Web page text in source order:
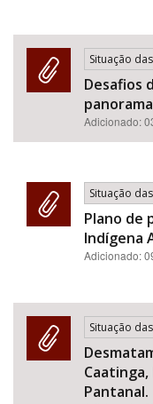
Situação
Desafios
Adicionado:
Situação
Plano de
Indígena
Adicionado:
Situação
Pantanal.